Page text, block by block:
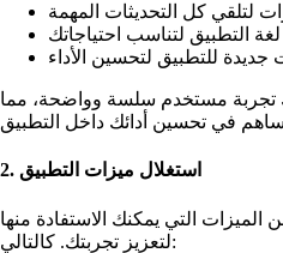
مستخدم سلسة وواضحة، مما
2. استغلال ميزات التطبيق
التي يمكنك الاستفادة منها
لتعزيز تجربتك. كالتالي: